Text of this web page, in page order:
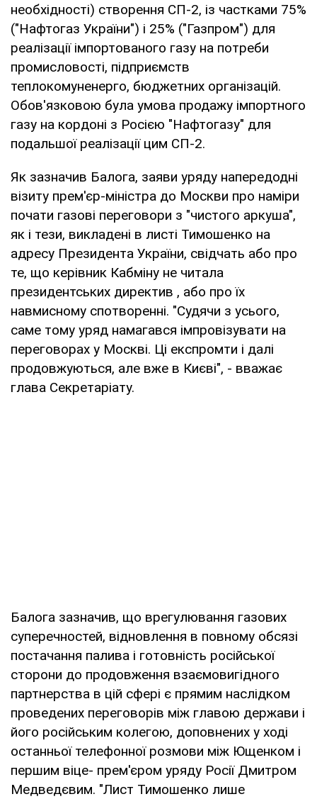
необхідності) створення СП-2, із частками 75%
("Нафтогаз України") і 25% ("Газпром") для
реалізації імпортованого газу на потреби
промисловості, підприємств
теплокомуненерго, бюджетних організацій.
Обов'язковою була умова продажу імпортного
газу на кордоні з Росією "Нафтогазу" для
подальшої реалізації цим СП-2.
Як зазначив Балога, заяви уряду напередодні
візиту прем'єр-міністра до Москви про наміри
почати газові переговори з "чистого аркуша",
як і тези, викладені в листі Тимошенко на
адресу Президента України, свідчать або про
те, що керівник Кабміну не читала
президентських директив , або про їх
навмисному спотворенні. "Судячи з усього,
саме тому уряд намагався імпровізувати на
переговорах у Москві. Ці експромти і далі
продовжуються, але вже в Києві", - вважає
глава Секретаріату.
Балога зазначив, що врегулювання газових
суперечностей, відновлення в повному обсязі
постачання палива і готовність російської
сторони до продовження взаємовигідного
партнерства в цій сфері є прямим наслідком
проведених переговорів між главою держави і
його російським колегою, доповнених у ході
останньої телефонної розмови між Ющенком і
першим віце- прем'єром уряду Росії Дмитром
Медведєвим. "Лист Тимошенко лише